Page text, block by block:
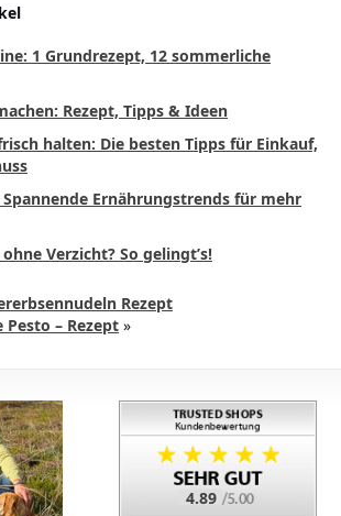
1 Grundrezept, 12 sommerliche
Rezept, Tipps & Ideen
halten: Die besten Tipps für Einkauf,
Spannende Ernährungstrends für mehr
Verzicht? So gelingt’s!
Rezept
Pesto – Rezept »
4.89